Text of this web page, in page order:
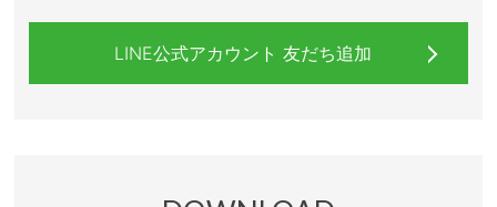
LINE公式アカウント 友だち追加